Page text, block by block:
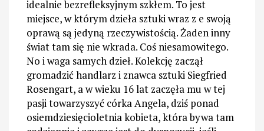
idealnie bezrefleksyjnym szkłem. To jest
miejsce, w którym dzieła sztuki wraz z e swoją
oprawą są jedyną rzeczywistością. Żaden inny
świat tam się nie wkrada. Coś niesamowitego.
No i waga samych dzieł. Kolekcję zaczął
gromadzić handlarz i znawca sztuki Siegfried
Rosengart, a w wieku 16 lat zaczęła mu w tej
pasji towarzyszyć córka Angela, dziś ponad
osiemdziesięcioletnia kobieta, która bywa tam